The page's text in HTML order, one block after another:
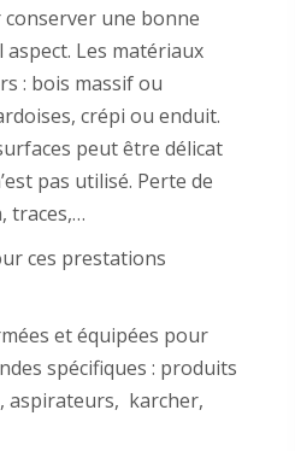
une bonne
Les matériaux
: bois massif ou
crépi ou enduit.
peut être délicat
pas utilisé. Perte de
traces,…
ces prestations
et équipées pour
spécifiques : produits
aspirateurs, karcher,